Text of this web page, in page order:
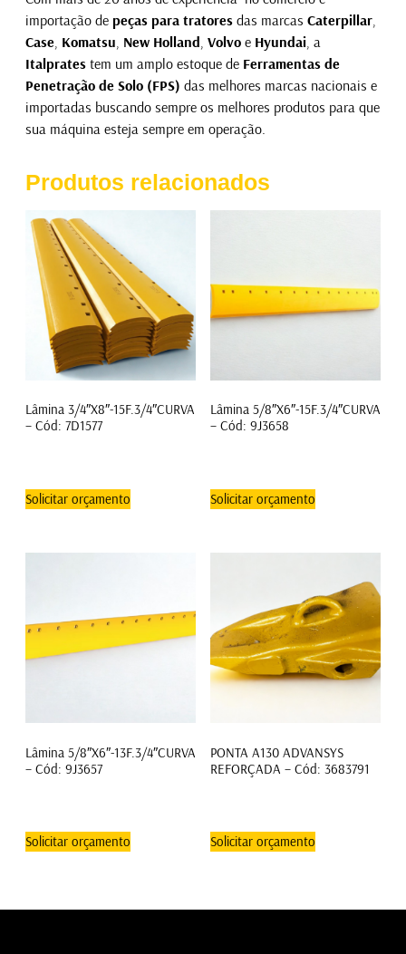
importação de peças para tratoresdas marcas Caterpillar,
Case, Komatsu New Holland Volvoe Hyundai, a
Italpratestem um amplo estoque de Ferramentas de
Penetração de Solo (FPS) das melhores marcas nacionais e
importadas buscando sempre os melhores produtos para que
sua máquina esteja sempre em operação.
Produtos relacionados
Lâmina 3/4″X8″-15F.3/4″CURVA
– Cód: 7D1577
Solicitar orçamento
Lâmina 5/8″X6″-15F.3/4″CURVA
– Cód: 9J3658
Solicitar orçamento
Lâmina 5/8″X6″-13F.3/4″CURVA
– Cód: 9J3657
Solicitar orçamento
PONTA A130 ADVANSYS
REFORÇADA – Cód: 3683791
Solicitar orçamento